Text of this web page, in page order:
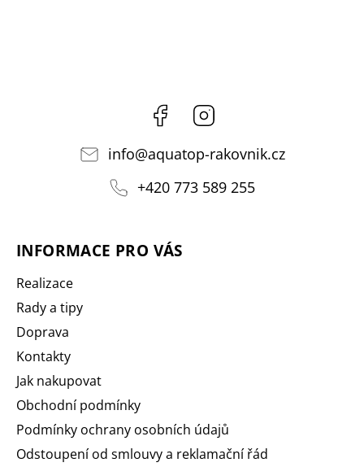
Facebook
info@aquatop-rakovnik.cz
+420 773 589 255
INFORMACE PRO VÁS
Realizace
Rady a tipy
Doprava
Kontakty
Jak nakupovat
Obchodní podmínky
Podmínky ochrany osobních údajů
Odstoupení od smlouvy a reklamační řád